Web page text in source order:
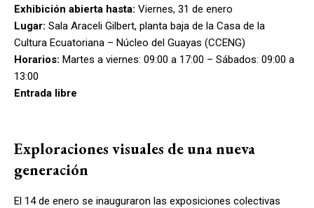
Exhibición abierta hasta: Viernes, 31 de enero
Lugar: Sala Araceli Gilbert, planta baja de la Casa de la
Cultura Ecuatoriana – Núcleo del Guayas (CCENG)
Horarios: Martes a viernes: 09:00 a 17:00 – Sábados: 09:00 a
13:00
Entrada libre
Exploraciones visuales de una nueva
generación
El 14 de enero se inauguraron las exposiciones colectivas